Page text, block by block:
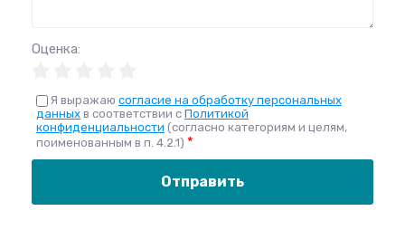
Оценка:
Я выражаю согласие на обработку персональных
данных в соответствии с Политикой
конфиденциальности (согласно категориям и целям,
поименованным в п. 4.2.1) *
Отправить